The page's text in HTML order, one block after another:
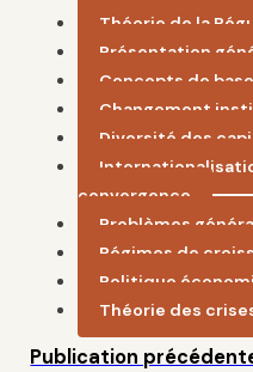
Théorie de la
Présentation
Concepts de
Changement
Diversité des
convergence
Problèmes
Régimes de
Politique
Théorie des
Publication